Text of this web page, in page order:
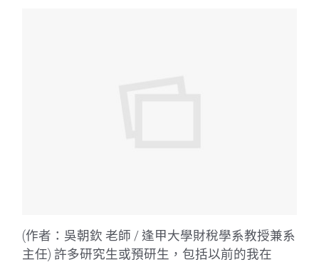
(作者：吳朝欽 老師 / 逢甲大學財稅學系教授兼系
主任) 許多研究生或預研生，包括以前的我在